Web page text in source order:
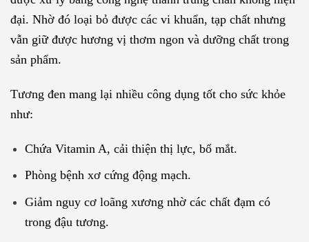
đại. Nhờ đó loại bỏ được các vi khuẩn, tạp chất nhưng
vẫn giữ được hương vị thơm ngon và dưỡng chất trong
sản phẩm.
Tương đen mang lại nhiều công dụng tốt cho sức khỏe
như:
Chứa Vitamin A, cải thiện thị lực, bổ mắt.
Phòng bệnh xơ cứng động mạch.
Giảm nguy cơ loãng xương nhờ các chất đạm có
trong đậu tương.